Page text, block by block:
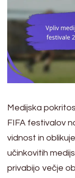
Medijska
FIFA festivalov
vidnost in
učinkovitih
privabijo večje